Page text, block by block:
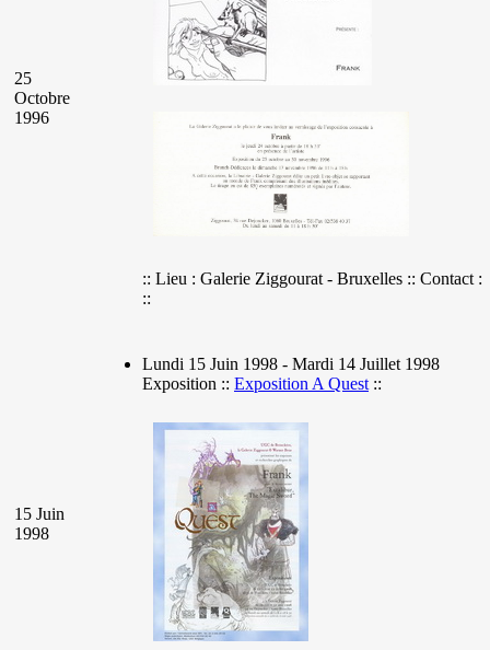
25
Octobre
1996
:: Lieu : Galerie Ziggourat - Bruxelles :: Contact :
::
15 Juin
1998
Lundi 15 Juin 1998 - Mardi 14 Juillet 1998
Exposition :: Exposition A Quest ::